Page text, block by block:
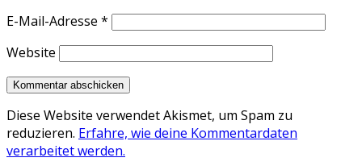
E-Mail-Adresse *
Website
Diese Website verwendet Akismet, um Spam zu
reduzieren. Erfahre, wie deine Kommentardaten
verarbeitet werden.